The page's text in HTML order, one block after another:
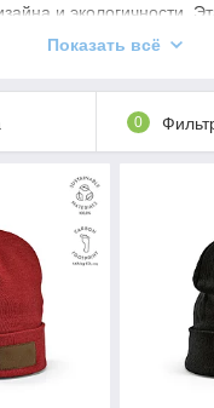
и экологичности.
убором, а отражением
преимущества
материал
хлопка
и экологически
вы делаете вклад в
и заботу о
дизайн
: Благодаря
обеспечивает
а также добавляет
Показать всё
0